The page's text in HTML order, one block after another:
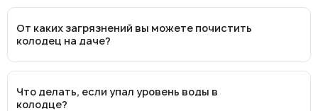
От каких загрязнений вы можете почистить
колодец на даче?
Что делать, если упал уровень воды в
колодце?